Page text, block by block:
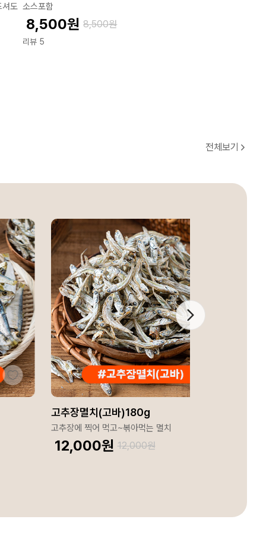
셔도 소스포함
8,500원 8,500원
리뷰 5
전체보기
고추장멸치(고바)180g
고추장에 찍어 먹고~볶아먹는 멸치
12,000원 12,000원